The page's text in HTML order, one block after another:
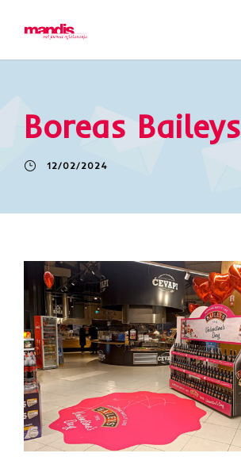
Boreas Baileys
12/02/2024